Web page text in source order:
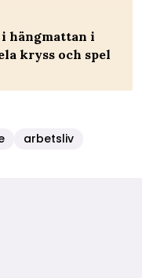
hängmattan i
kryss och spel
arbetsliv